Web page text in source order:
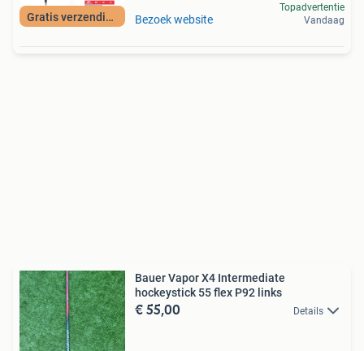
Gratis verzending Bezoek website
Topadvertentie
Vandaag
Bauer Vapor X4 Intermediate
hockeystick 55 flex P92 links
€ 55,00 Details